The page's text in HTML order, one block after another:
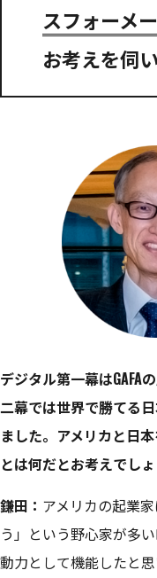
スフォーメ
お考えを伺い
デジタル第一幕はGAFA
二幕では世界で勝てる
ました。アメリカと日
とは何だとお考えでし
鎌田： アメリカの起業
う」という野心家が多
動力として機能したと